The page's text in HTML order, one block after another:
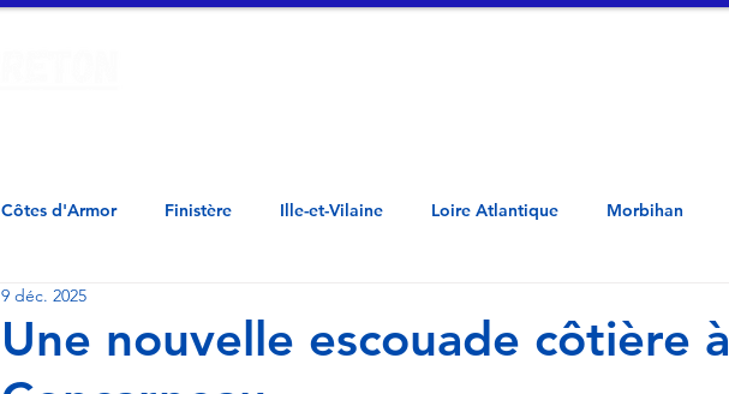
Côtes d'Armor Finistère Ille-et-Vilaine Loire Atlantique Morbihan
Une nouvelle escouade côtière à
9 déc. 2025